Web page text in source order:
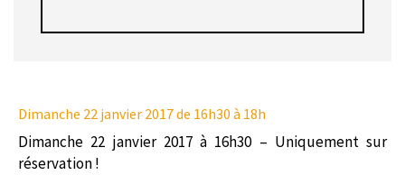
Dimanche 22 janvier 2017de 16h30 à 18h
Dimanche 22 janvier 2017 à 16h30 – Uniquement sur
réservation !